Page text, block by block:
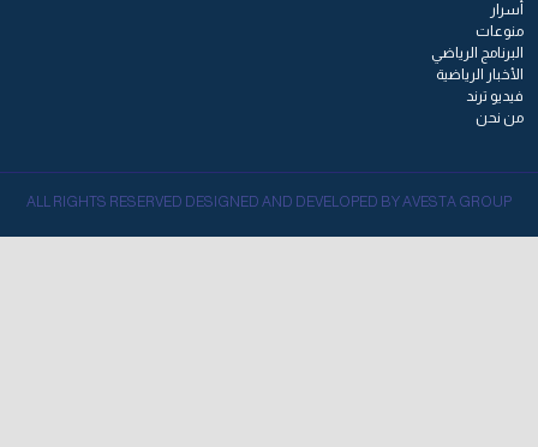
أسرار
منوعات
البرنامج الرياضي
الأخبار الرياضية
فيديو ترند
من نحن
ALL RIGHTS RESERVED DESIGNED AND DEVELOPED BY AVESTA GROUP